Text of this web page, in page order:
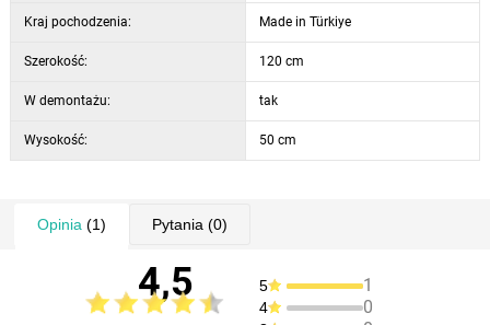
Kraj pochodzenia: Made in Türkiye
Szerokość: 120 cm
W demontażu: tak
Wysokość: 50 cm
Opinia (1) Pytania (0)
4,5 5 1
4 0